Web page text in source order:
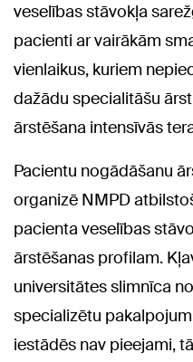
veselības stāvokļa
pacienti ar vairākām
vienlaikus, kuriem
dažādu specialitāšu
ārstēšana intensīvās
Pacientu nogādāšanu
organizē NMPD
pacienta veselības
ārstēšanas profilam.
universitātes slimnīca
specializētu
iestādēs nav pieejami,